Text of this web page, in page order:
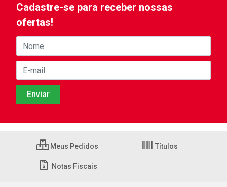
Cadastre-se para receber nossas
ofertas!
Meus Pedidos Títulos
Notas Fiscais